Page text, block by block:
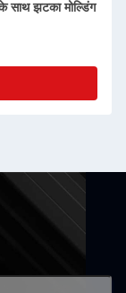
साथ झटका मोल्डिंग